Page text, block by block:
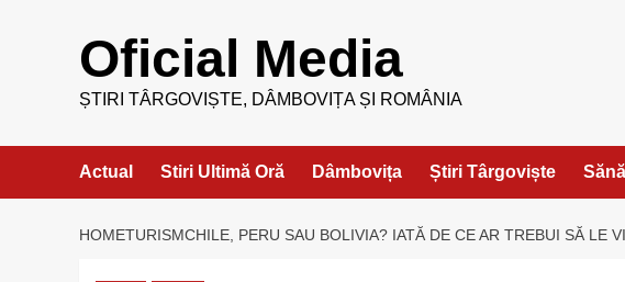
Oficial Media
ȘTIRI TÂRGOVIȘTE, DÂMBOVIȚA ȘI ROMÂNIA
Actual Stiri Ultimă Oră Dâmbovița Știri Târgoviște
HOMETURISMCHILE, PERU SAU BOLIVIA? IATĂ DE CE AR TREBUI SĂ LE